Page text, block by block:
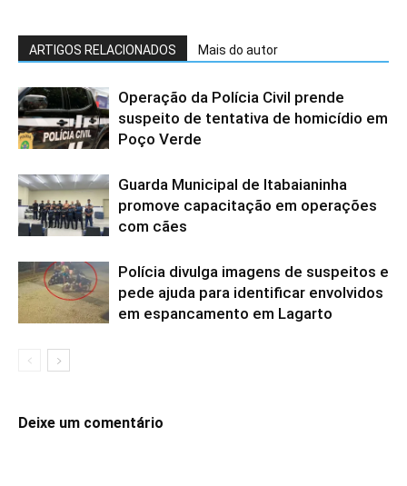
ARTIGOS RELACIONADOS Mais do autor
Operação da Polícia Civil prende
suspeito de tentativa de homicídio em
Poço Verde
Guarda Municipal de Itabaianinha
promove capacitação em operações
com cães
Polícia divulga imagens de suspeitos e
pede ajuda para identificar envolvidos
em espancamento em Lagarto
Deixe um comentário